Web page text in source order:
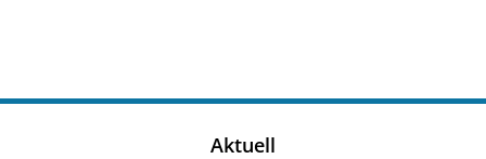
Aktuell